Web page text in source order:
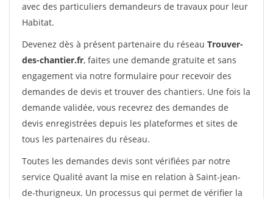
avec des particuliers demandeurs de travaux pour leur
Habitat.
Devenez dès à présent partenaire du réseau Trouver-
des-chantier.fr, faites une demande gratuite et sans
engagement via notre formulaire pour recevoir des
demandes de devis et trouver des chantiers. Une fois la
demande validée, vous recevrez des demandes de
devis enregistrées depuis les plateformes et sites de
tous les partenaires du réseau.
Toutes les demandes devis sont vérifiées par notre
service Qualité avant la mise en relation à Saint-jean-
de-thurigneux. Un processus qui permet de vérifier la